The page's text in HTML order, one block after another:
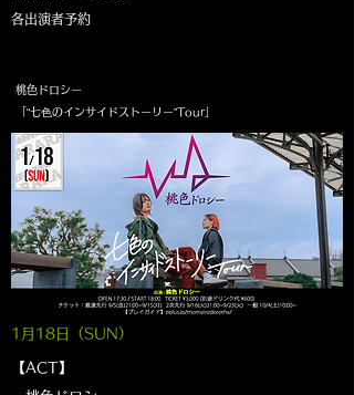
各出演者予約
桃色ドロシー
「“七⾊のインサイドストーリー”Tour」
1月18 日（SUN ）
【ACT】